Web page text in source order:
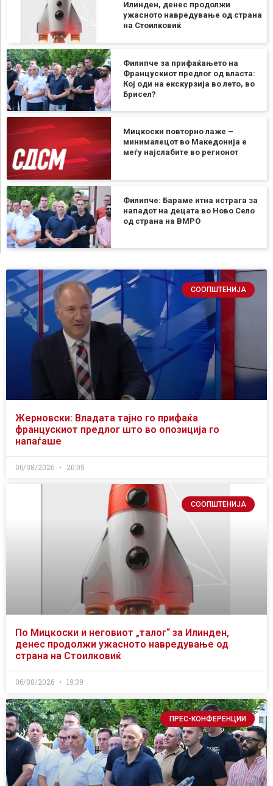
Илинден, денес продолжи
ужасното навредување од страна
на Стоилковиќ
Филипче за прифаќањето на
Францускиот предлог од власта:
Кој оди на екскурзија во лето, во
Брисел?
Мицкоски повторно лаже –
минималецот во Македонија е
меѓу најслабите во регионот
Филипче: Бараме итна истрага за
нападот на децата во Ново Село
од страна на ВМРО
СООПШТЕНИЈА
Жерновски: Владата тајно го прифаќа
францускиот предлог што во опозиција го
напаѓаше
06/08/2026 20:05
СООПШТЕНИЈА
По Мицкоски и неговиот „талог“ за Илинден,
денес продолжи ужасното навредување од
страна на Стоилковиќ
06/08/2026 19:39
ПРЕС-КОНФЕРЕНЦИИ